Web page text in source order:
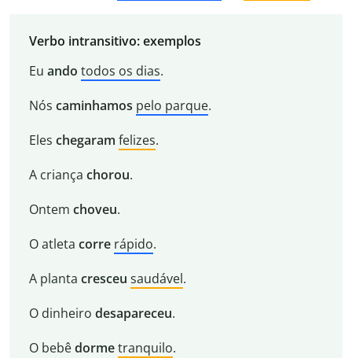
Verbo intransitivo: exemplos
Eu ando todos os dias.
Nós caminhamos pelo parque.
Eles chegaram felizes.
A criança chorou.
Ontem choveu.
O atleta corre rápido.
A planta cresceu saudável.
O dinheiro desapareceu.
O bebêdormetranquilo.